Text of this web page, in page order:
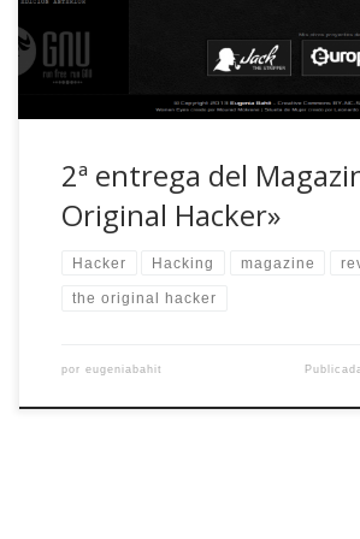
2ª entrega del
Original Hacker»
Hacker Hacking magazine
the original hacker
por eugeniabahit